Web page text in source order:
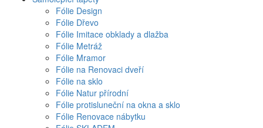
Fólie Design
Fólie Dřevo
Fólie Imitace obklady a dlažba
Fólie Metráž
Fólie Mramor
Fólie na Renovaci dveří
Fólie na sklo
Fólie Natur přírodní
Fólie protisluneční na okna a sklo
Fólie Renovace nábytku